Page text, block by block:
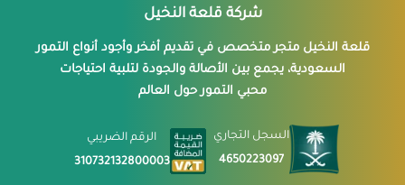
شركة قلعة النخيل
قلعة النخيل متجر متخصص في تقديم أفخر وأجود أنواع التمور
السعودية، يجمع بين الأصالة والجودة لتلبية احتياجات
محبي التمور حول العالم
السجل التجاري
4650223097
الرقم الضريبي
310732132800003